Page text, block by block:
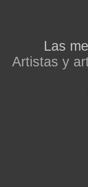
Las
Artistas y